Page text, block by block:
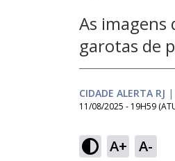
As imagens
garotas de
CIDADE ALERTA RJ |
11/08/2025 - 19H59
A+ A-
Ativar